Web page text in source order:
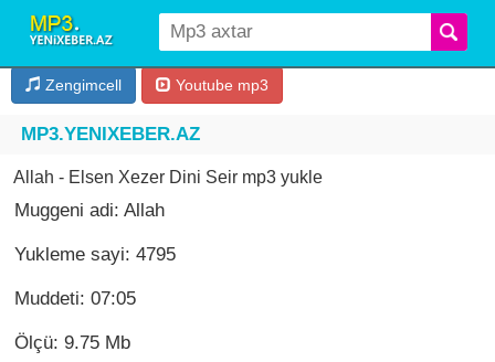
Zengimcell Youtube mp3
MP3.YENIXEBER.AZ
Allah - Elsen Xezer Dini Seir mp3 yukle
Muggeni adi: Allah
Yukleme sayi: 4795
Muddeti: 07:05
Ölçü: 9.75 Mb